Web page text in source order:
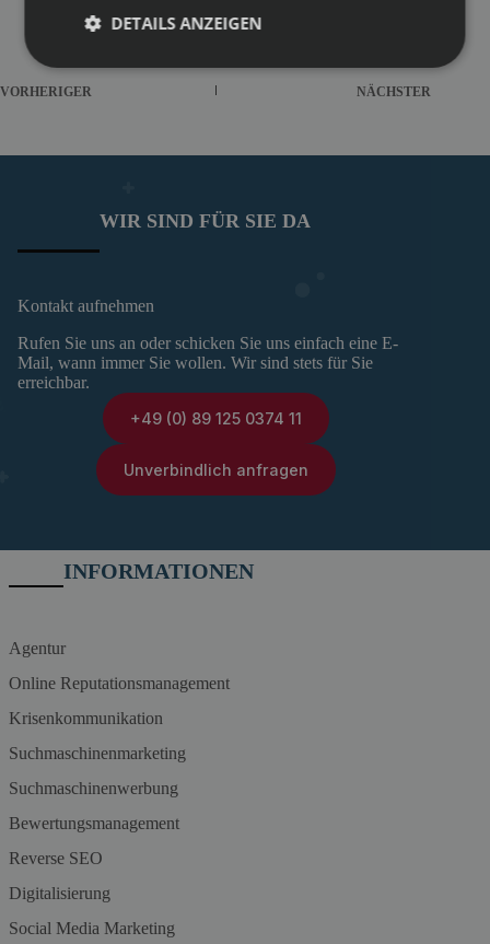
VORHERIGER NÄCHSTER
WIR SIND FÜR SIE DA
Kontakt aufnehmen
Rufen Sie uns an oder schicken Sie uns einfach eine E-
Mail, wann immer Sie wollen. Wir sind stets für Sie
erreichbar.
+49 (0) 89 125 0374 11
Unverbindlich anfragen
INFORMATIONEN
Agentur
Online Reputationsmanagement
Krisenkommunikation
Suchmaschinenmarketing
Suchmaschinenwerbung
Bewertungsmanagement
Reverse SEO
Digitalisierung
Social Media Marketing
DETAILS ANZEIGEN